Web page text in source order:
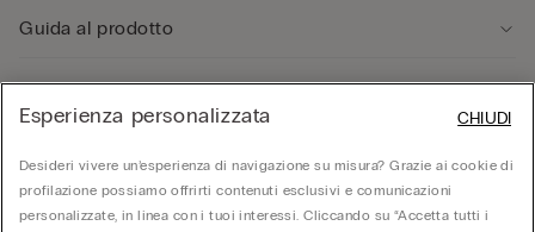
Guida al prodotto
Area Legale
Esperienza personalizzata
Desideri vivere un’esperienza di navigazione su misura? Grazie ai cookie di
profilazione possiamo offrirti contenuti esclusivi e comunicazioni
personalizzate, in linea con i tuoi interessi. Cliccando su “Accetta tutti i
CHIUDI